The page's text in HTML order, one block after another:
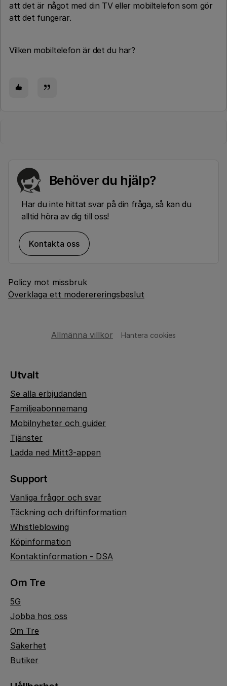
att det är något med din TV eller mobiltelefon som gör
att det fungerar.
Vilken mobiltelefon är det du har?
Behöver du hjälp?
Har du inte hittat svar på din fråga, så kan du
alltid höra av dig till oss!
Kontakta oss
Policy mot missbruk
Överklaga ett moderereringsbeslut
Allmänna villkor Hantera cookies
Utvalt
Se alla erbjudanden
Familjeabonnemang
Mobilnyheter och guider
Tjänster
Ladda ned Mitt3-appen
Support
Vanliga frågor och svar
Täckning och driftinformation
Whistleblowing
Köpinformation
Kontaktinformation - DSA
Om Tre
5G
Jobba hos oss
Om Tre
Säkerhet
Butiker